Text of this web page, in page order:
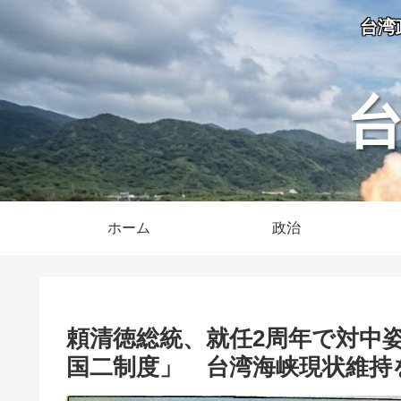
台湾
ホーム 政治
頼清徳総統、就任2周年で対
国二制度」 台湾海峡現状維持